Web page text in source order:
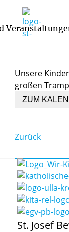
2. März 2026,
Unsere
großen
ZUM
Zurück
St. Josef